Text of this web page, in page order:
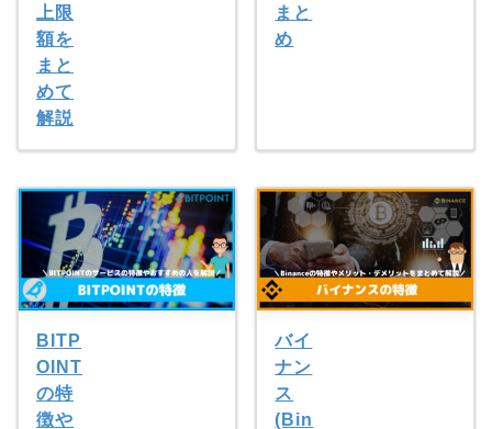
上限
額を
まと
めて
解説
まと
め
BITP
OINT
の特
徴や
バイ
ナン
ス
(Bin